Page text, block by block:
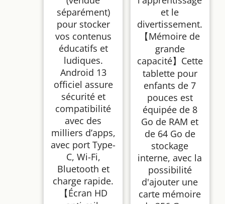
séparément)
pour stocker
vos contenus
éducatifs et
ludiques.
Android 13
officiel assure
sécurité et
compatibilité
avec des
milliers d’apps,
avec port Type-
C, Wi-Fi,
Bluetooth et
charge rapide.
【Écran HD
et le
divertissement.
【Mémoire de
grande
capacité】Cette
tablette pour
enfants de 7
pouces est
équipée de 8
Go de RAM et
de 64 Go de
stockage
interne, avec la
possibilité
d'ajouter une
carte mémoire